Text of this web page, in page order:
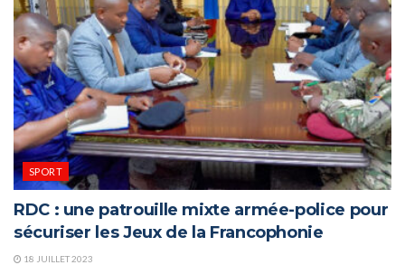
SPORT
RDC : une patrouille mixte armée-police pour
sécuriser les Jeux de la Francophonie
18 JUILLET 2023